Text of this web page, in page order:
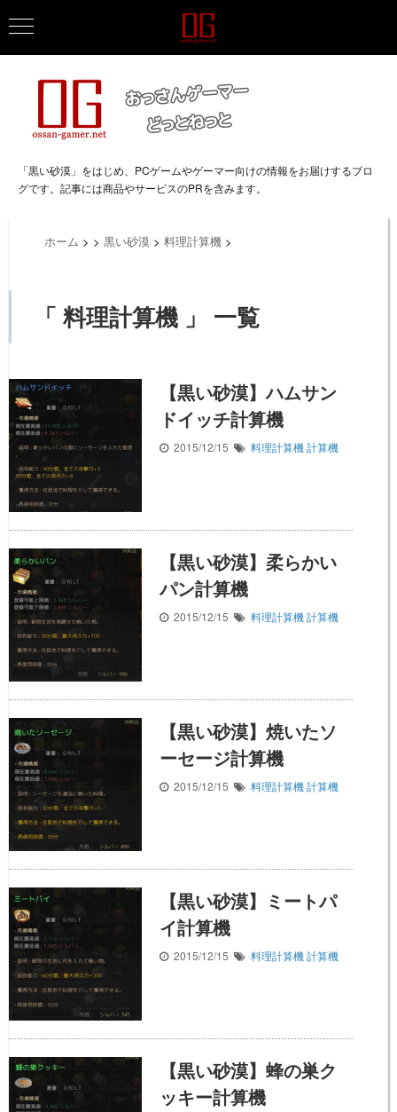
「黒い砂漠」をはじめ、PCゲームやゲーマー向けの情報をお届けするブロ
グです。記事には商品やサービスのPRを含みます。
ホーム > > 黒い砂漠 > 料理計算機 >
「 料理計算機 」 一覧
【黒い砂漠】ハムサン
ドイッチ計算機
2015/12/15 料理計算機計算機
【黒い砂漠】柔らかい
パン計算機
2015/12/15 料理計算機計算機
【黒い砂漠】焼いたソ
ーセージ計算機
2015/12/15 料理計算機計算機
【黒い砂漠】ミートパ
イ計算機
2015/12/15 料理計算機計算機
【黒い砂漠】蜂の巣ク
ッキー計算機